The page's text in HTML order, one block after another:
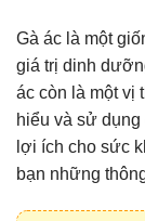
Gà ác là một
giá trị dinh
ác còn là một vị
hiểu và sử
lợi ích cho sức
bạn những